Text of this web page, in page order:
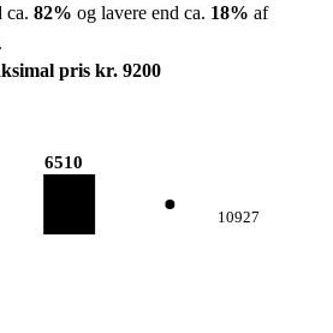
ca. 82% og lavere end ca. 18% af
pris kr. 9200
6510
10927